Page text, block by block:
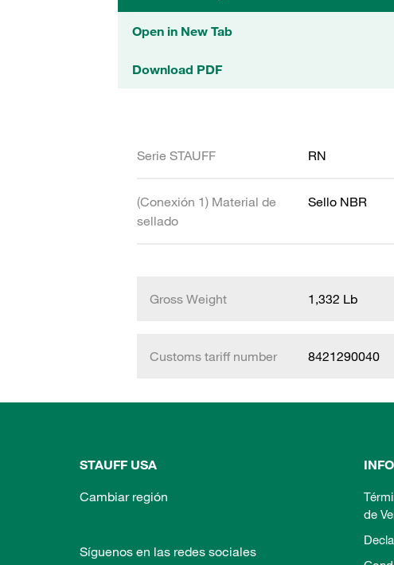
Open in New Tab
Download PDF
Serie STAUFF RN
(Conexión 1) Material de
sellado
Sello NBR
Gross Weight 1,332 Lb
Customs tariff number 8421290040
STAUFF USA
Cambiar región
Síguenos en las redes sociales
de